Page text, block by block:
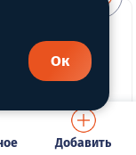
Добавить
Ок